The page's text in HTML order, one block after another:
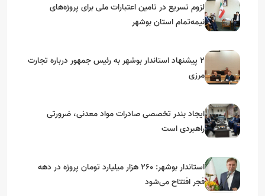
لزوم تسریع در تامین اعتبارات ملی برای پروژه‌های
نیمه‌تمام استان بوشهر
۲ پیشنهاد استاندار بوشهر به رئیس جمهور درباره تجارت
مرزی
ایجاد بندر تخصصی صادرات مواد معدنی، ضرورتی
راهبردی است
استاندار بوشهر: ۲۶۰ هزار میلیارد تومان پروژه در دهه
فجر افتتاح می‌شود